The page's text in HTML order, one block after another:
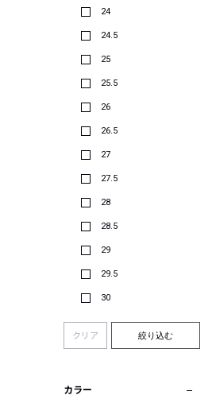
24
24.5
25
25.5
26
26.5
27
27.5
28
28.5
29
29.5
30
クリア 絞り込む
カラー